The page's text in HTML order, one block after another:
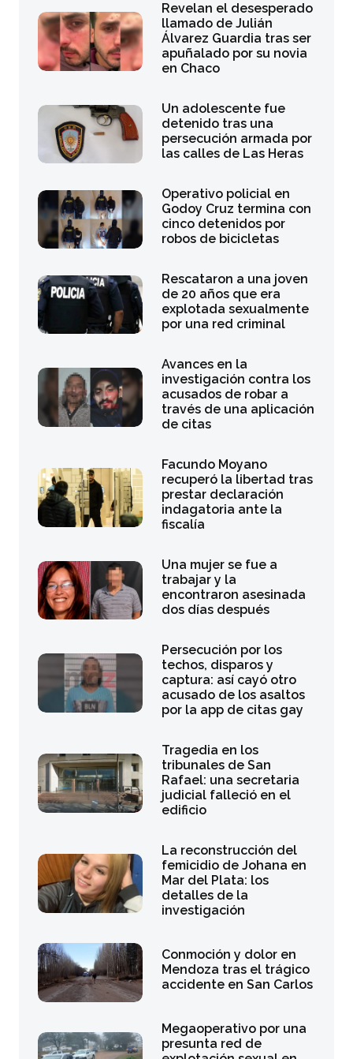
Revelan el desesperado
llamado de Julián
Álvarez Guardia tras ser
apuñalado por su novia
en Chaco
Un adolescente fue
detenido tras una
persecución armada por
las calles de Las Heras
Operativo policial en
Godoy Cruz termina con
cinco detenidos por
robos de bicicletas
Rescataron a una joven
de 20 años que era
explotada sexualmente
por una red criminal
Avances en la
investigación contra los
acusados de robar a
través de una aplicación
de citas
Facundo Moyano
recuperó la libertad tras
prestar declaración
indagatoria ante la
fiscalía
Una mujer se fue a
trabajar y la
encontraron asesinada
dos días después
Persecución por los
techos, disparos y
captura: así cayó otro
acusado de los asaltos
por la app de citas gay
Tragedia en los
tribunales de San
Rafael: una secretaria
judicial falleció en el
edificio
La reconstrucción del
femicidio de Johana en
Mar del Plata: los
detalles de la
investigación
Conmoción y dolor en
Mendoza tras el trágico
accidente en San Carlos
Megaoperativo por una
presunta red de